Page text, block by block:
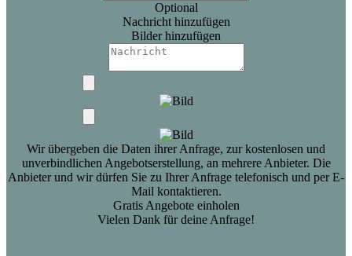
Optional
Nachricht hinzufügen
Bilder hinzufügen
Wir übergeben die Daten ihrer Anfrage, zur kostenlosen und
unverbindlichen Angebotserstellung, an mehrere Anbieter. Die
Anbieter und wir dürfen Sie zu Ihrer Anfrage telefonisch und per E-
Mail kontaktieren.
Gratis Angebote einholen
Vielen Dank für deine Anfrage!